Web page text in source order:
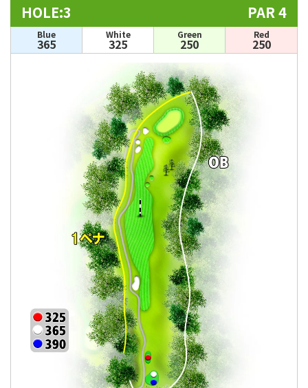
HOLE:3 PAR 4
Blue
365
White
325
Green
250
Red
250